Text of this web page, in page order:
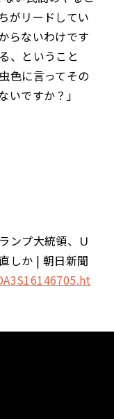
がリードしてい
らないわけです
、ということ
色に言ってその
いですか？」
ンプ大統領、Ｕ
しか | 朝日新聞